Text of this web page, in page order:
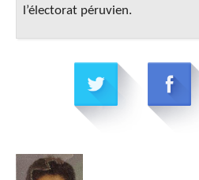
l’électorat péruvien.